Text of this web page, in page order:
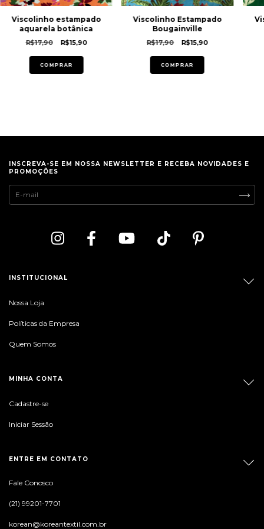
Viscolinho estampado
aquarela botânica
R$17,90 R$15,90
COMPRAR
Viscolinho Estampado
Bougainville
R$17,90 R$15,90
COMPRAR
INSCREVA-SE EM NOSSA NEWSLETTER E RECEBA NOVIDADES E
PROMOÇÕES
INSTITUCIONAL
Nossa Loja
Políticas da Empresa
Quem Somos
MINHA CONTA
Cadastre-se
Iniciar Sessão
ENTRE EM CONTATO
Fale Conosco
(21) 99201-7701
korean@koreantextil.com.br